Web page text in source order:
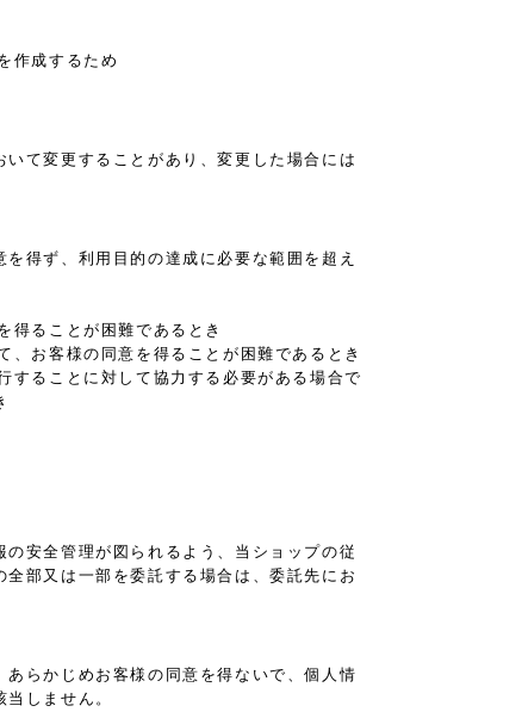
作成するため
て変更することがあり、変更した場合には
得ず、利用目的の達成に必要な範囲を超え
得ることが困難であるとき
、お客様の同意を得ることが困難であるとき
することに対して協力する必要がある場合で
安全管理が図られるよう、当ショップの従
部又は一部を委託する場合は、委託先にお
らかじめお客様の同意を得ないで、個人情
しません。